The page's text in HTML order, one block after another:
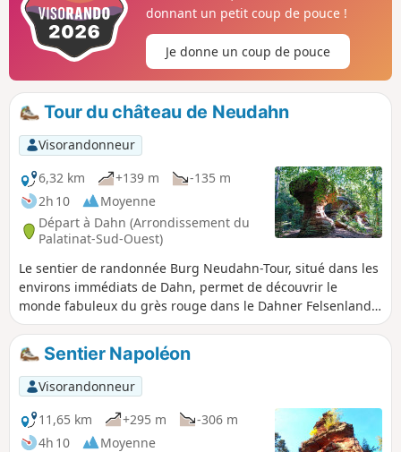
forme panoramique duquel on peut voir le
Lämmerfelsen voisin. Le Napoleonfels, une tour
rocheuse en grès rouge, est également célèbre.
Il a non seulement donné son nom au
Napoleonsteig, mais se trouve également sur le
Kaisertour, un circuit de près de 10 km.
donnant un petit coup de pouce !
Je donne un coup de pouce
Tour du château de Neudahn
Visorandonneur
6,32 km
+139 m
-135 m
2h 10
Moyenne
Départ à Dahn (Arrondissement du
Palatinat-Sud-Ouest)
Le sentier de randonnée Burg Neudahn-Tour, situé dans les
environs immédiats de Dahn, permet de découvrir le
monde fabuleux du grès rouge dans le Dahner Felsenland.
Des vues captivantes alternent avec des formations
rocheuses bizarres portant des noms comme Hexenpilz ou
Satansbrocken. Les ruines du château de Neudahn, qui ont
donné leur nom au circuit, comptent certainement parmi
les points forts, tout comme la spectaculaire porte rocheuse
par laquelle le chemin descend dans la vallée de Moosbach.
Sentier Napoléon
Visorandonneur
11,65 km
+295 m
-306 m
4h 10
Moyenne